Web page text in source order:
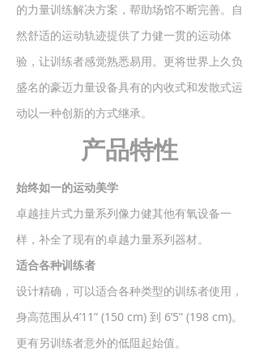
的力量训练解决方案，帮助场馆不断完善。自
然舒适的运动轨迹提供了力健一贯的运动体
验，让训练者感觉熟悉易用。更将世界上久负
盛名的豪迈力量设备具有的内收式和发散式运
动以一种创新的方式继承。
产品特性
始终如一的运动美学
卓越挂片式力量系列像力健其他有氧设备一
样，补全了现有的卓越力量系列器材。
适合各种训练者
设计精确，可以适合各种类型的训练者使用，
身高范围从4’11” (150 cm) 到 6’5” (198 cm)。
更有另训练者意外的低阻起始值。